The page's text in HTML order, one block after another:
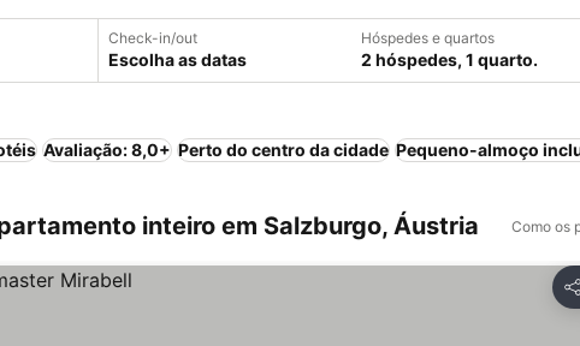
Check-in/out
Escolha as datas
Hóspedes e quartos
2 hóspedes, 1 quarto.
Avaliação: 8,0+ Perto do centro da cidade Pequeno-almoço
inteiro em Salzburgo, Áustria Como os